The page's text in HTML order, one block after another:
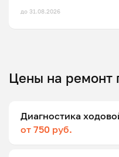
до 31.08.2026
Цены на ремонт
Диагностика
от 750 руб.